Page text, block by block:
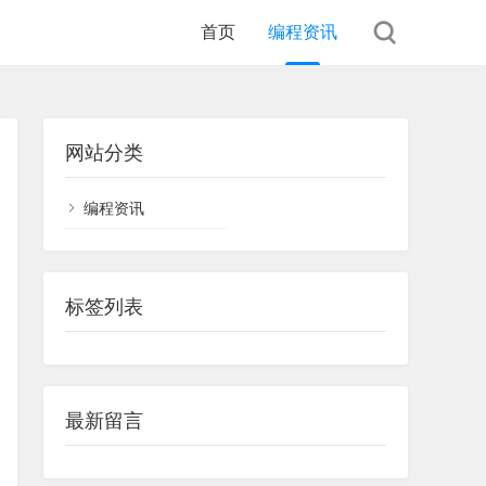
首页 编程资讯
网站分类
编程资讯
标签列表
最新留言